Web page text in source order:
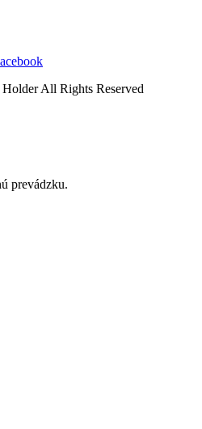
All Rights Reserved
prevádzku.